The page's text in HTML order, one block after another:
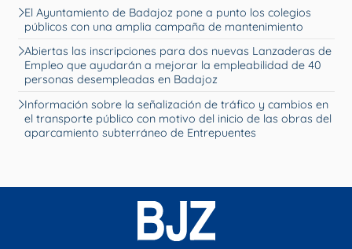
El Ayuntamiento de Badajoz pone a punto los colegios
públicos con una amplia campaña de mantenimiento
Abiertas las inscripciones para dos nuevas Lanzaderas de
Empleo que ayudarán a mejorar la empleabilidad de 40
personas desempleadas en Badajoz
Información sobre la señalización de tráfico y cambios en
el transporte público con motivo del inicio de las obras del
aparcamiento subterráneo de Entrepuentes